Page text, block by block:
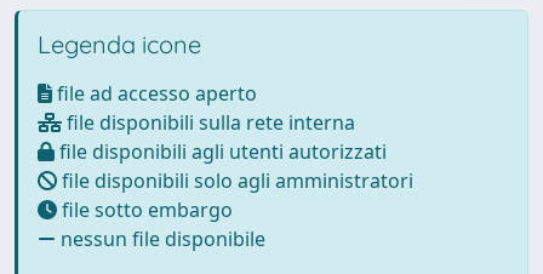
Legenda icone
file ad accesso aperto
file disponibili sulla rete interna
file disponibili agli utenti autorizzati
file disponibili solo agli amministratori
file sotto embargo
nessun file disponibile